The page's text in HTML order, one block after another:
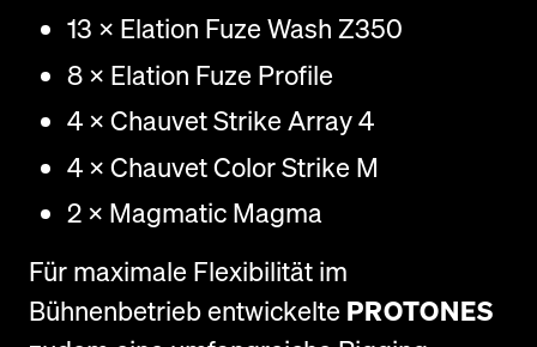
13 × Elation Fuze Wash Z350
8 × Elation Fuze Profile
4 × Chauvet Strike Array 4
4 × Chauvet Color Strike M
2 × Magmatic Magma
Für maximale Flexibilität im
Bühnenbetrieb entwickelte PROTONES